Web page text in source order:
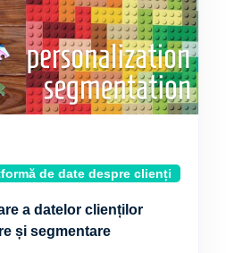
de date despre clienți
a datelor clienților
și segmentare